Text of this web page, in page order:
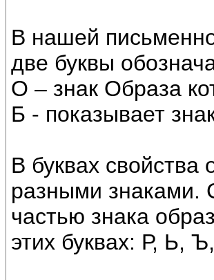
В нашей
две буквы
О – знак Образа
Б - показывает
В буквах свойства
разными знаками.
частью знака
этих буквах: Р, Ь,